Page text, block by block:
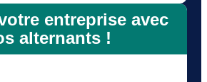
entreprise avec
alternants !